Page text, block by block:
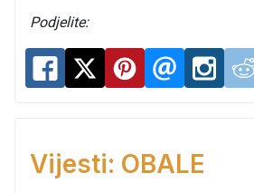
Podjelite:
Vijesti: OBALE